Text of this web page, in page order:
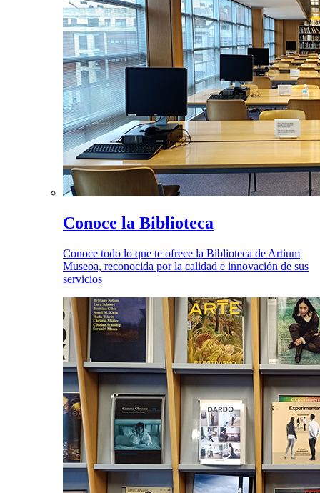
Conoce la Biblioteca
Conoce todo lo que te ofrece la Biblioteca de Artium
Museoa, reconocida por la calidad e innovación de sus
servicios